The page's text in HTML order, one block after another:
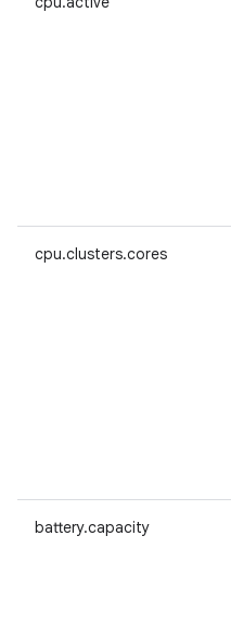
cpu.clusters.cores
battery.capacity